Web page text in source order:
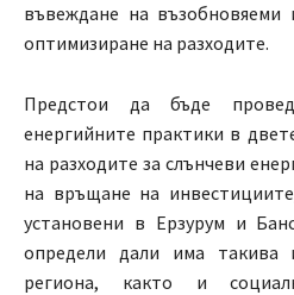
въвеждане на възобновяеми
оптимизиране на разходите.
Предстои да бъде
енергийните практики в
на разходите за слънчеви
на връщане на
установени в Ерзурум и
определи дали има такива
региона, както и